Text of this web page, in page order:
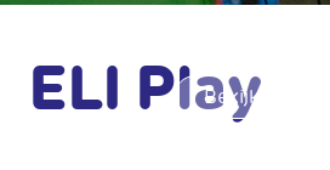
Bekijk de foto’s
ELI Play